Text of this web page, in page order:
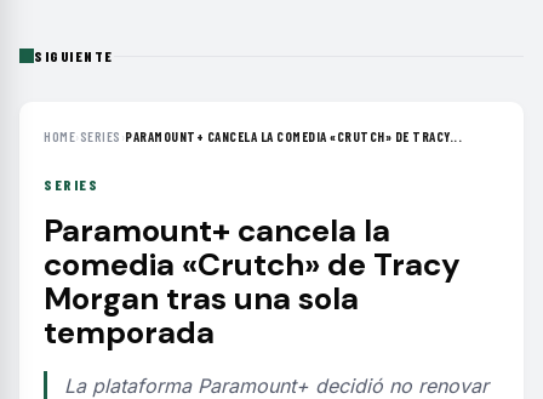
SIGUIENTE
HOME› SERIES ›PARAMOUNT+ CANCELA LA COMEDIA «CRUTCH» DE TRACY...
SERIES
Paramount+ cancela la
comedia «Crutch» de Tracy
Morgan tras una sola
temporada
La plataforma Paramount+ decidió no renovar